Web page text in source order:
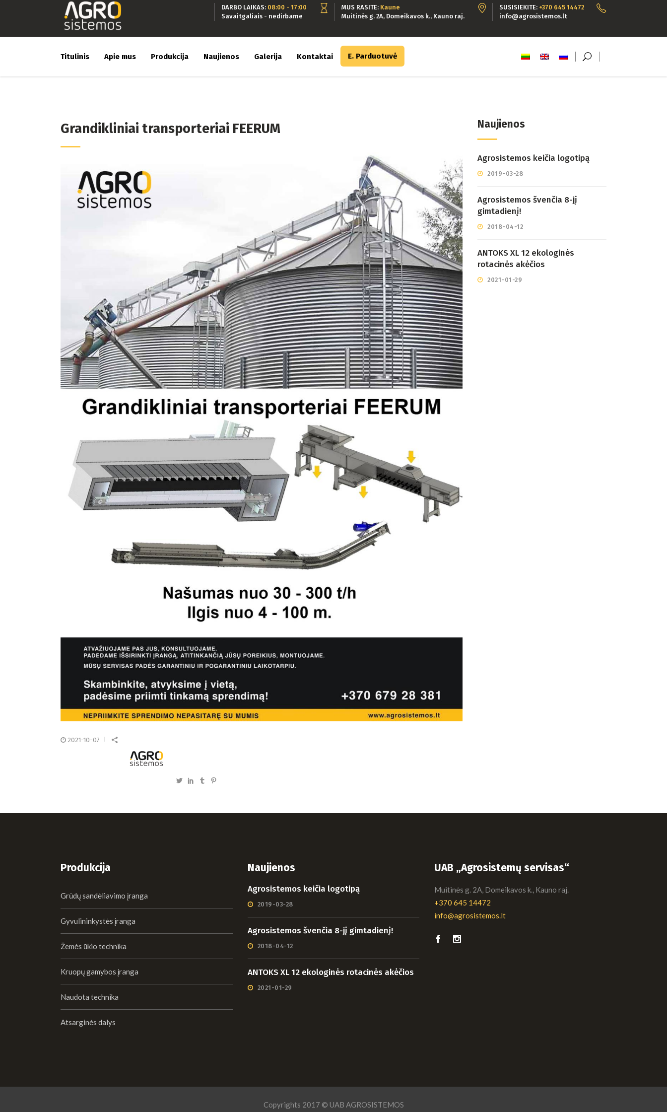
DARBO LAIKAS: 08:00 - 17:00
Savaitgaliais - nedirbame
MUS RASITE: Kaune
Muitinės g. 2A, Domeikavos k., Kauno raj.
SUSISIEKITE: +370 645 14472
info@agrosistemos.lt
Titulinis Apie mus Produkcija Naujienos Galerija Kontaktai E. Parduotuvė
Grandikliniai transporteriai FEERUM
2021-10-07
Naujienos
Agrosistemos keičia logotipą
2019-03-28
Agrosistemos švenčia 8-jį
gimtadienį!
2018-04-12
ANTOKS XL 12 ekologinės
rotacinės akėčios
2021-01-29
Produkcija
Grūdų sandėliavimo įranga
Gyvulininkystės įranga
Žemės ūkio technika
Kruopų gamybos įranga
Naudota technika
Atsarginės dalys
Naujienos
Agrosistemos keičia logotipą
2019-03-28
Agrosistemos švenčia 8-jį gimtadienį!
2018-04-12
ANTOKS XL 12 ekologinės rotacinės akėčios
2021-01-29
UAB „Agrosistemų servisas“
Muitinės g. 2A, Domeikavos k., Kauno raj.
+370 645 14472
info@agrosistemos.lt
Copyrights 2017 © UAB AGROSISTEMOS